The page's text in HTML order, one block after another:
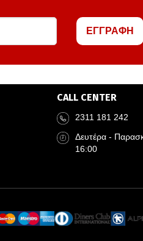
ΕΓΓΡΑΦΗ
CALL CENTER
2311 181 242
Δευτέρα -
16:00